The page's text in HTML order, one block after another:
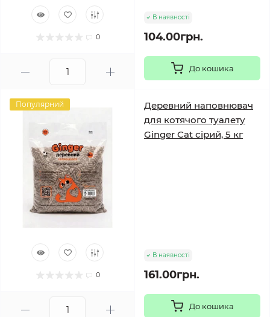
0
В наявності
104.00грн.
До кошика
Популярний
0
Деревний наповнювач
для котячого туалету
Ginger Cat сірий, 5 кг
В наявності
161.00грн.
До кошика